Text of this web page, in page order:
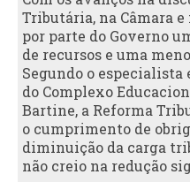
Tributária, na Câmara
por parte do Governo
de recursos e uma
Segundo o
do Complexo
Bartine, a Reforma
o cumprimento de
diminuição da carga
não creio na redução